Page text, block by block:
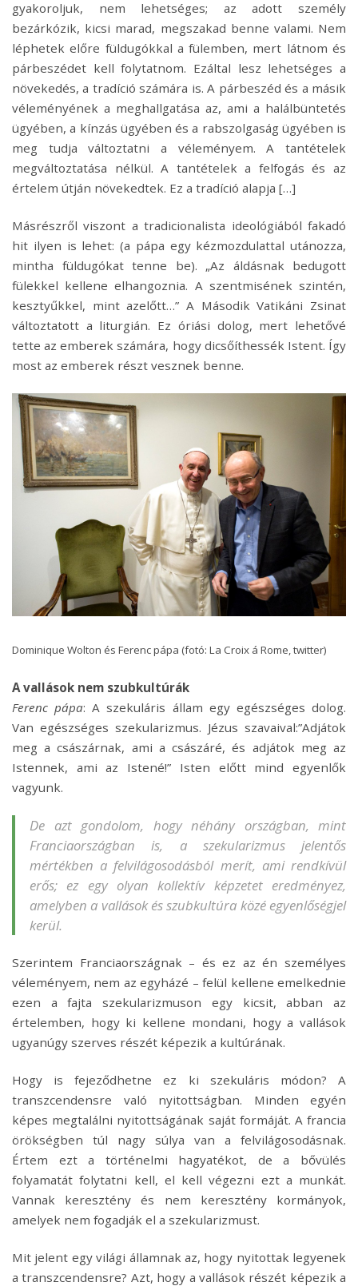
gyakoroljuk, nem lehetséges; az adott személy
bezárkózik, kicsi marad, megszakad benne valami. Nem
léphetek előre füldugókkal a fülemben, mert látnom és
párbeszédet kell folytatnom. Ezáltal lesz lehetséges a
növekedés, a tradíció számára is. A párbeszéd és a másik
véleményének a meghallgatása az, ami a halálbüntetés
ügyében, a kínzás ügyében és a rabszolgaság ügyében is
meg tudja változtatni a véleményem. A tantételek
megváltoztatása nélkül. A tantételek a felfogás és az
értelem útján növekedtek. Ez a tradíció alapja […]
Másrészről viszont a tradicionalista ideológiából fakadó
hit ilyen is lehet: (a pápa egy kézmozdulattal utánozza,
mintha füldugókat tenne be). „Az áldásnak bedugott
fülekkel kellene elhangoznia. A szentmisének szintén,
kesztyűkkel, mint azelőtt…” A Második Vatikáni Zsinat
változtatott a liturgián. Ez óriási dolog, mert lehetővé
tette az emberek számára, hogy dicsőíthessék Istent. Így
most az emberek részt vesznek benne.
Dominique Wolton és Ferenc pápa (fotó: La Croix á Rome, twitter)
A vallások nem szubkultúrák
Ferenc pápa: A szekuláris állam egy egészséges dolog.
Van egészséges szekularizmus. Jézus szavaival:”Adjátok
meg a császárnak, ami a császáré, és adjátok meg az
Istennek, ami az Istené!” Isten előtt mind egyenlők
vagyunk.
De azt gondolom, hogy néhány országban, mint
Franciaországban is, a szekularizmus jelentős
mértékben a felvilágosodásból merít, ami rendkívül
erős; ez egy olyan kollektív képzetet eredményez,
amelyben a vallások és szubkultúra közé egyenlőségjel
kerül.
Szerintem Franciaországnak – és ez az én személyes
véleményem, nem az egyházé – felül kellene emelkednie
ezen a fajta szekularizmuson egy kicsit, abban az
értelemben, hogy ki kellene mondani, hogy a vallások
ugyanúgy szerves részét képezik a kultúrának.
Hogy is fejeződhetne ez ki szekuláris módon? A
transzcendensre való nyitottságban. Minden egyén
képes megtalálni nyitottságának saját formáját. A francia
örökségben túl nagy súlya van a felvilágosodásnak.
Értem ezt a történelmi hagyatékot, de a bővülés
folyamatát folytatni kell, el kell végezni ezt a munkát.
Vannak keresztény és nem keresztény kormányok,
amelyek nem fogadják el a szekularizmust.
Mit jelent egy világi államnak az, hogy nyitottak legyenek
a transzcendensre? Azt, hogy a vallások részét képezik a